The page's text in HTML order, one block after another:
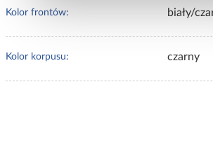
Kolor frontów: biały/
Kolor korpusu: czarny